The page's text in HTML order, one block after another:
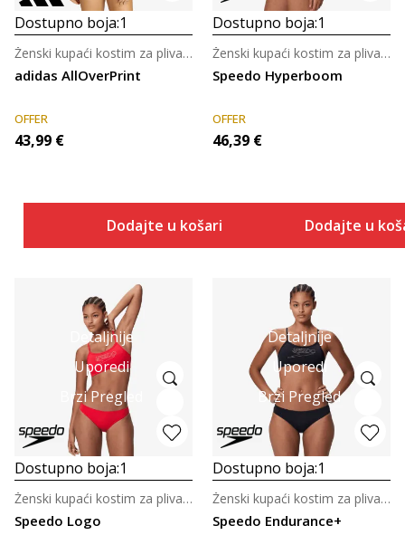
Dostupno boja:1
adidas AllOverPrint
Ženski kupaći kostim za plivanje
OFFER
43,99 €
Dodajte u košaricu
Dostupno boja:1
Speedo Hyperboom
Ženski kupaći kostim za plivanje
OFFER
46,39 €
Dodajte u
Detaljnije
Uporedi
Brzi Pregled
Dostupno boja:1
Speedo Logo
Ženski kupaći kostim za plivanje
Detaljnije
Uporedi
Brzi Pregled
Dostupno boja:1
Speedo Endurance+
Ženski kupaći kostim za plivanje